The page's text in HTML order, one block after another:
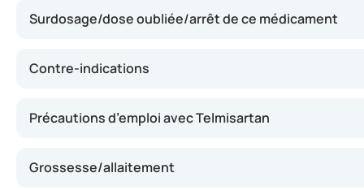
Surdosage/dose oubliée/arrêt de ce médicament
Contre-indications
Précautions d’emploi avec Telmisartan
Grossesse/allaitement